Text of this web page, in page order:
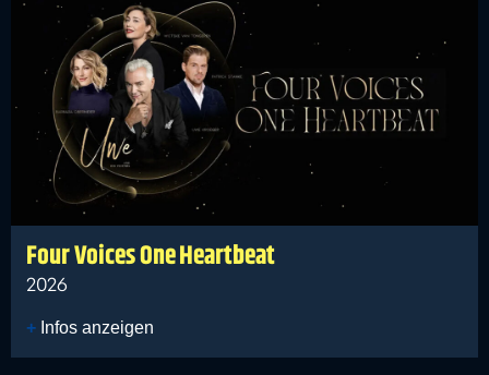
Four Voices One Heartbeat
2026
Infos anzeigen